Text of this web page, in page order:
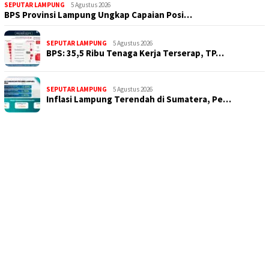
SEPUTAR LAMPUNG 5 Agustus 2026
BPS Provinsi Lampung Ungkap Capaian Posi…
SEPUTAR LAMPUNG 5 Agustus 2026
BPS: 35,5 Ribu Tenaga Kerja Terserap, TP…
SEPUTAR LAMPUNG 5 Agustus 2026
Inflasi Lampung Terendah di Sumatera, Pe…